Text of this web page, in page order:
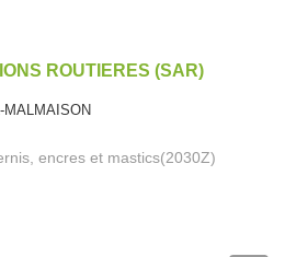
ROUTIERES (SAR)
MALMAISON
encres et mastics(2030Z)